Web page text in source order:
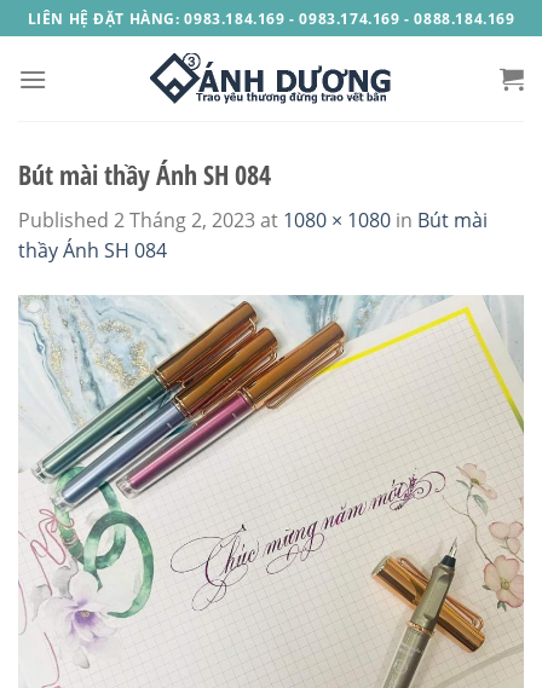
Skip
to
content
LIÊN HỆ ĐẶT HÀNG: 0983.184.169 - 0983.174.169 - 0888.184.169
Bút mài thầy Ánh SH 084
Published 2 Tháng 2, 2023at 1080 × 1080 in Bút mài
thầy Ánh SH 084